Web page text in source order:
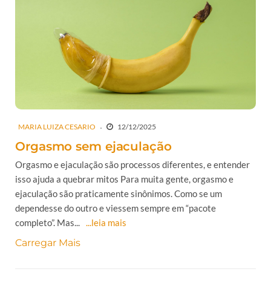
MARIA LUIZA CESARIO 12/12/2025
Orgasmo sem ejaculação
Orgasmo e ejaculação são processos diferentes, e entender
isso ajuda a quebrar mitos Para muita gente, orgasmo e
ejaculação são praticamente sinônimos. Como se um
dependesse do outro e viessem sempre em “pacote
completo”. Mas... ...leia mais
Carregar Mais